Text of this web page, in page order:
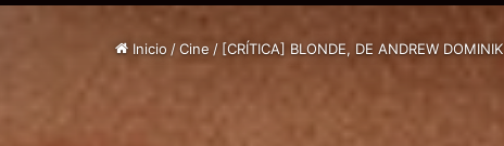
Inicio / Cine / [CRÍTICA] BLONDE, DE ANDREW DOMINIK